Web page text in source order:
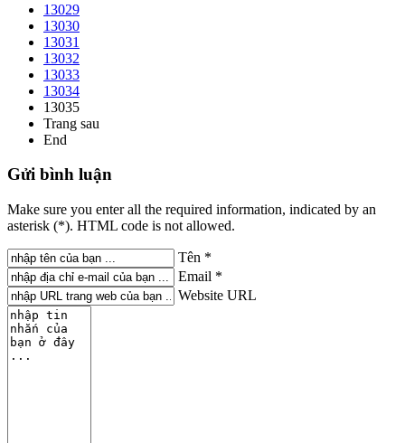
13029
13030
13031
13032
13033
13034
13035
Trang sau
End
Gửi bình luận
Make sure you enter all the required information, indicated by an
asterisk (*). HTML code is not allowed.
Tên *
Email *
Website URL